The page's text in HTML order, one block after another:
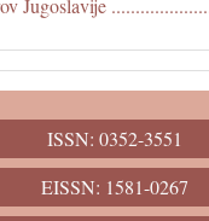
Jugoslavije
ISSN: 0352-3551
EISSN: 1581-0267